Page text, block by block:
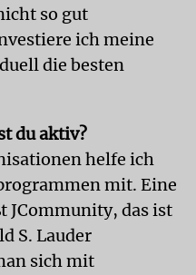
so gut
ich meine
die besten
du aktiv?
helfe ich
mit. Eine
JCommunity, das ist
S. Lauder
sich mit